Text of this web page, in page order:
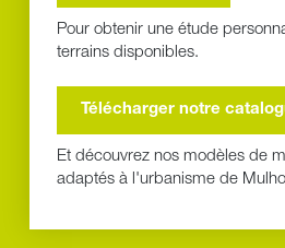
Pour obtenir une étude
terrains disponibles.
Télécharger notre
Et découvrez nos modèles de
adaptés à l'urbanisme de